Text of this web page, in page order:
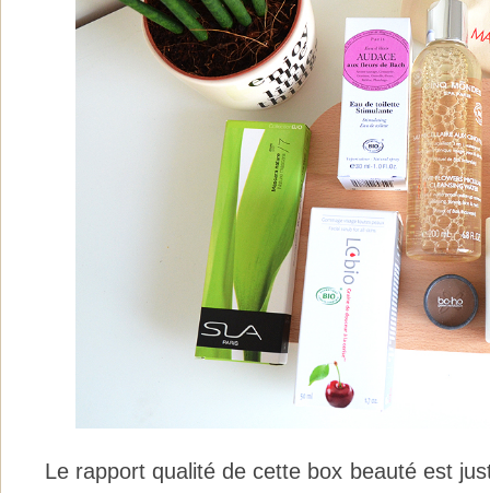
Le rapport qualité de cette box beauté est